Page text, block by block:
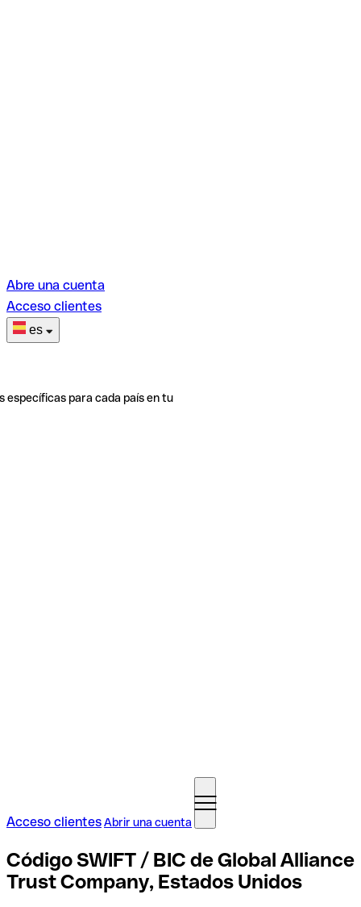
Abre una cuenta
Acceso clientes
es
específicas para cada país en tu
Acceso clientesAbrir una cuenta
Código SWIFT / BIC de Global Alliance
Trust Company, Estados Unidos